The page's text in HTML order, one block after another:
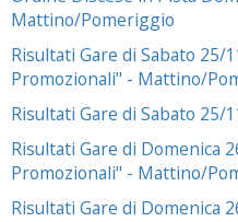
Mattino/Pomeriggio
Risultati Gare di Sabato 25/
Promozionali" - Mattino/
Risultati Gare di Sabato 25/
Risultati Gare di Domenica
Promozionali" - Mattino/
Risultati Gare di Domenica